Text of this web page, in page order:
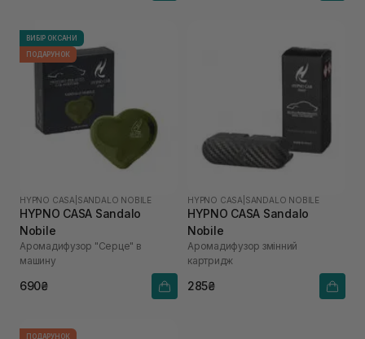
ВИБІР ОКСАНИ
ПОДАРУНОК
HYPNO CASA SANDALO NOBILE
HYPNO CASA Sandalo
Nobile
Аромадифузор "Серце" в
машину
690₴
HYPNO CASA SANDALO NOBILE
HYPNO CASA Sandalo
Nobile
Аромадифузор змінний
картридж
285₴
ПОДАРУНОК